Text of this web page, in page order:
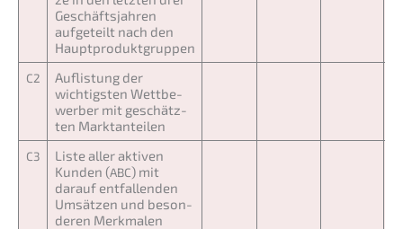
Geschäfts­jah­ren
aufge­teilt nach den
Hauptproduktgruppen
C2
Auflis­tung der
wichtigs­ten Wettbe­
wer­ber mit geschätz­
ten Marktanteilen
C3
Liste aller aktiven
Kunden (ABC) mit
darauf entfal­len­den
Umsät­zen und beson­
de­ren Merkmalen